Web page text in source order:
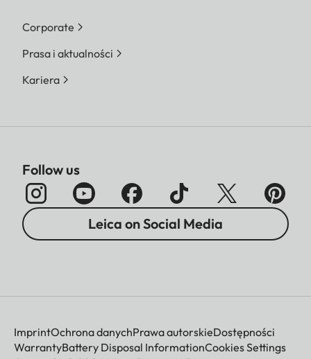
Corporate
Prasa i aktualności
Kariera
Follow us
Leica on Social Media
ImprintOchrona danychPrawa autorskieDostępności
WarrantyBattery Disposal InformationCookies Settings